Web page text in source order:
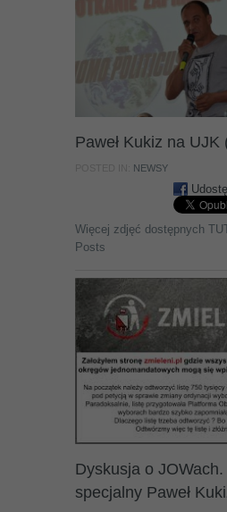
Paweł Kukiz na UJK
NEWSY
Więcej zdjęć dostępnych
Posts
Dyskusja o
specjalny Paweł